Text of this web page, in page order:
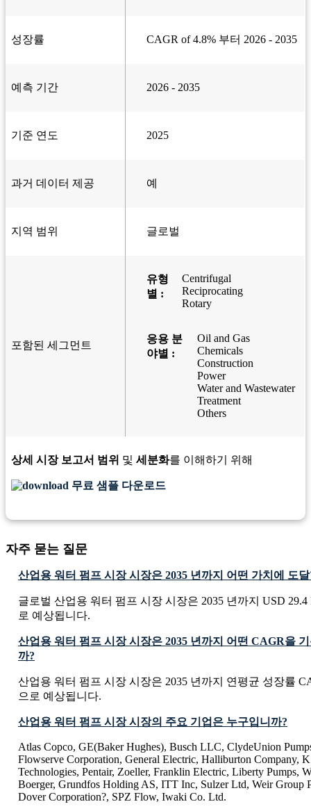
성장률 CAGR of 4.8% 부터 2026 - 2035
예측 기간 2026 - 2035
기준 연도 2025
과거 데이터 제공 예
지역 범위 글로벌
포함된 세그먼트
유형
별 :
Centrifugal
Reciprocating
Rotary
응용 분
야별 :
Oil and Gas
Chemicals
Construction
Power
Water and Wastewater
Treatment
Others
상세 시장 보고서 범위 및 세분화를 이해하기 위해
무료 샘플 다운로드
자주 묻는 질문
산업용 워터 펌프 시장 시장은 2035 년까지 어떤 가치에 도
글로벌 산업용 워터 펌프 시장 시장은 2035 년까지 USD
로 예상됩니다.
산업용 워터 펌프 시장 시장은 2035 년까지 어떤 CAGR을
까?
산업용 워터 펌프 시장 시장은 2035 년까지 연평균 성장률
으로 예상됩니다.
산업용 워터 펌프 시장 시장의 주요 기업은 누구입니까?
Atlas Copco, GE(Baker Hughes), Busch LLC, ClydeUnion
Flowserve Corporation, General Electric, Halliburton Company,
Technologies, Pentair, Zoeller, Franklin Electric, Liberty Pumps,
Boerger, Grundfos Holding AS, ITT Inc, Sulzer Ltd, Weir Group
Dover Corporation?, SPZ Flow, Iwaki Co. Ltd.